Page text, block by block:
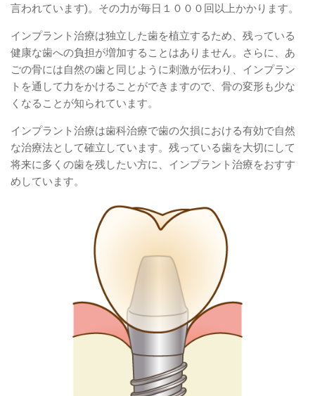
言われています)。その力が毎日１０００回以上かかります。
インプラント治療は独立した歯を植立するため、残っている
健康な歯への負担が増加することはありません。さらに、あ
ごの骨には自然の歯と同じように刺激が伝わり、インプラン
トを通して力をかけることができますので、骨の変形も少な
くなることが知られています。
インプラント治療は歯科治療で歯の欠損における有効で自然
な治療法として確立しています。残っている歯を大切にして
将来に多くの歯を残したい方に、インプラント治療をおすす
めしています。